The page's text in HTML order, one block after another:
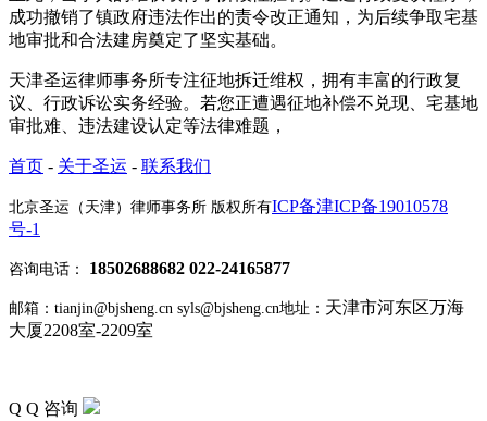
成功撤销了镇政府违法作出的责令改正通知，为后续争取宅基
地审批和合法建房奠定了坚实基础。
天津圣运律师事务所专注征地拆迁维权，拥有丰富的行政复
议、行政诉讼实务经验。若您正遭遇征地补偿不兑现、宅基地
审批难、违法建设认定等法律难题，
首页 - 关于圣运 - 联系我们
北京圣运（天津）律师事务所 版权所有ICP备津ICP备19010578
号-1
咨询电话： 18502688682 022-24165877
邮箱：tianjin@bjsheng.cn syls@bjsheng.cn地址： 天津市河东区万海
大厦2208室-2209室
Q Q 咨询